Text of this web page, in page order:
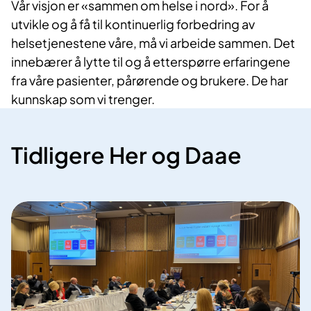
Vår visjon er «sammen om helse i nord». For å
utvikle og å få til kontinuerlig forbedring av
helsetjenestene våre, må vi arbeide sammen. Det
innebærer å lytte til og å etterspørre erfaringene
fra våre pasienter, pårørende og brukere. De har
kunnskap som vi trenger.​
Tidligere Her og Daae